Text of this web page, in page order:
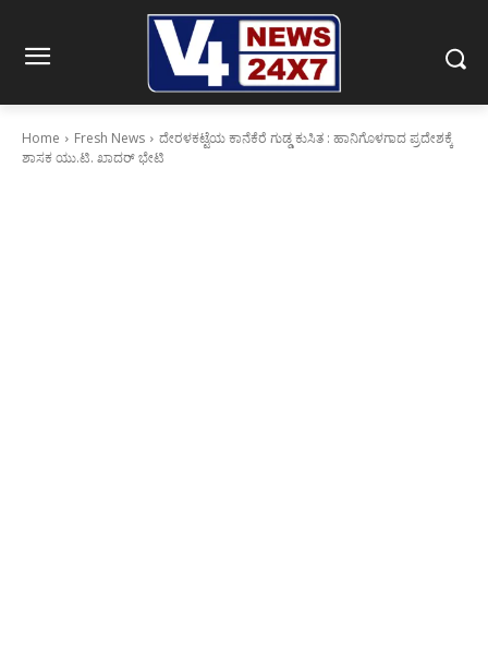
Home Fresh News
ದೇರಳಕಟ್ಟೆಯ ಕಾನೆಕೆರೆ ಗುಡ್ಡ ಕುಸಿತ : ಹಾನಿಗೊಳಗಾದ ಪ್ರದೇಶಕ್ಕೆ
ಶಾಸಕ ಯು.ಟಿ. ಖಾದರ್ ಭೇಟಿ